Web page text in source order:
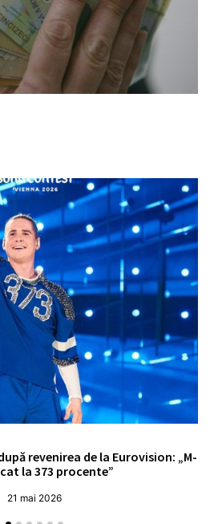
revenirea de la Eurovision: „M-
la 373 procente”
21 mai 2026